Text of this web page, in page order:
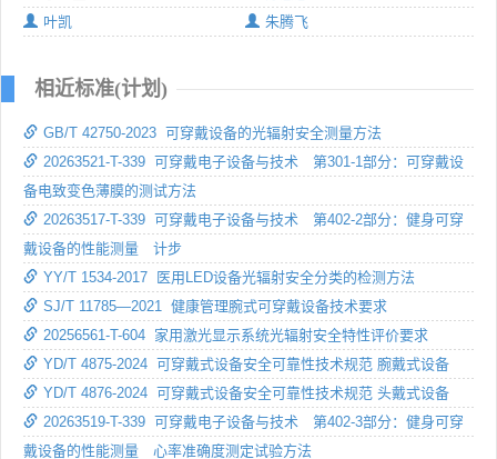
叶凯
朱腾飞
相近标准(计划)
GB/T 42750-2023 可穿戴设备的光辐射安全测量方法
20263521-T-339 可穿戴电子设备与技术 第301-1部分：可穿戴设
备电致变色薄膜的测试方法
20263517-T-339 可穿戴电子设备与技术 第402-2部分：健身可穿
戴设备的性能测量 计步
YY/T 1534-2017 医用LED设备光辐射安全分类的检测方法
SJ/T 11785—2021 健康管理腕式可穿戴设备技术要求
20256561-T-604 家用激光显示系统光辐射安全特性评价要求
YD/T 4875-2024 可穿戴式设备安全可靠性技术规范 腕戴式设备
YD/T 4876-2024 可穿戴式设备安全可靠性技术规范 头戴式设备
20263519-T-339 可穿戴电子设备与技术 第402-3部分：健身可穿
戴设备的性能测量 心率准确度测定试验方法